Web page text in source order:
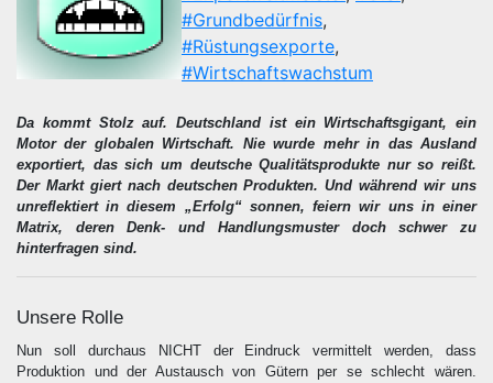
#Grundbedürfnis,
#Rüstungsexporte,
#Wirtschaftswachstum
Da kommt Stolz auf. Deutschland ist ein Wirtschaftsgigant, ein
Motor der globalen Wirtschaft. Nie wurde mehr in das Ausland
exportiert, das sich um deutsche Qualitätsprodukte nur so reißt.
Der Markt giert nach deutschen Produkten. Und während wir uns
unreflektiert in diesem „Erfolg“ sonnen, feiern wir uns in einer
Matrix, deren Denk- und Handlungsmuster doch schwer zu
hinterfragen sind.
Unsere Rolle
Nun soll durchaus NICHT der Eindruck vermittelt werden, dass
Produktion und der Austausch von Gütern per se schlecht wären.